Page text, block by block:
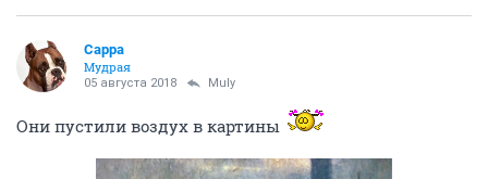
Сарра
Мудрая
05 августа 2018 Muly
Они пустили воздух в картины